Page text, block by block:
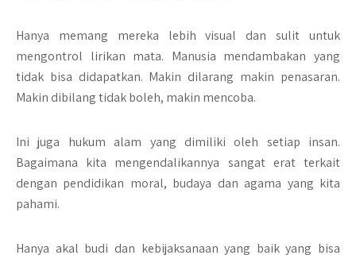
Hanya memang mereka lebih visual dan sulit untuk
mengontrol lirikan mata. Manusia mendambakan yang
tidak bisa didapatkan. Makin dilarang makin penasaran.
Makin dibilang tidak boleh, makin mencoba.
Ini juga hukum alam yang dimiliki oleh setiap insan.
Bagaimana kita mengendalikannya sangat erat terkait
dengan pendidikan moral, budaya dan agama yang kita
pahami.
Hanya akal budi dan kebijaksanaan yang baik yang bisa